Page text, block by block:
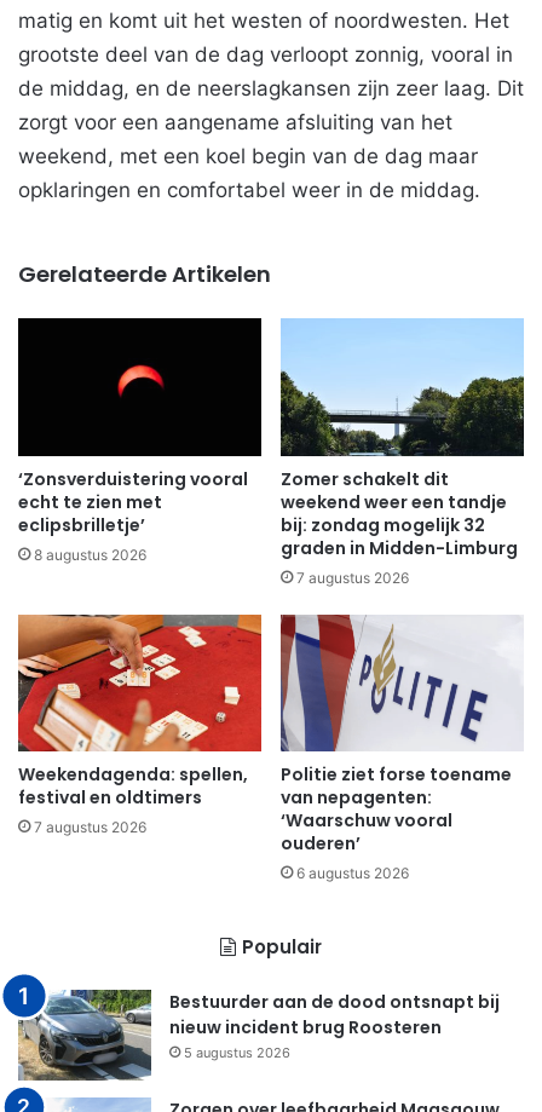
matig en komt uit het westen of noordwesten. Het
grootste deel van de dag verloopt zonnig, vooral in
de middag, en de neerslagkansen zijn zeer laag. Dit
zorgt voor een aangename afsluiting van het
weekend, met een koel begin van de dag maar
opklaringen en comfortabel weer in de middag.
Gerelateerde Artikelen
‘Zonsverduistering vooral
echt te zien met
eclipsbrilletje’
8 augustus 2026
Zomer schakelt dit
weekend weer een tandje
bij: zondag mogelijk 32
graden in Midden-Limburg
7 augustus 2026
Weekendagenda: spellen,
festival en oldtimers
7 augustus 2026
Politie ziet forse toename
van nepagenten:
‘Waarschuw vooral
ouderen’
6 augustus 2026
Populair
Bestuurder aan de dood ontsnapt bij
nieuw incident brug Roosteren
5 augustus 2026